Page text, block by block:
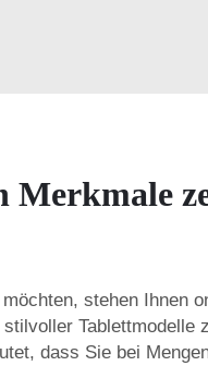
Merkmale
stehen Ihnen
dass Sie bei